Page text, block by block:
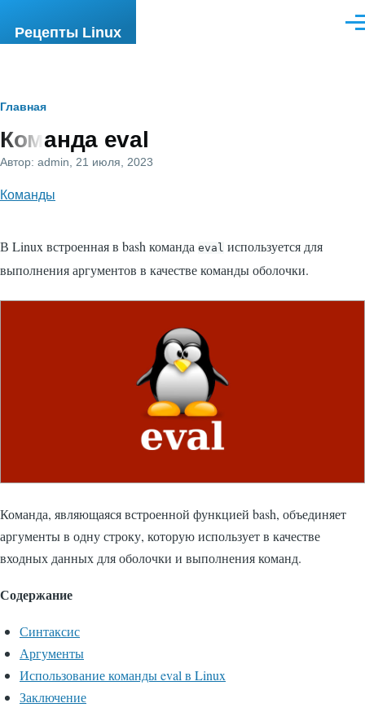
Рецепты Linux
Строка
навигации
Главная
Команда eval
Автор: admin , 21 июля, 2023
Команды
В Linux встроенная в bash команда eval используется для
выполнения аргументов в качестве команды оболочки.
Команда, являющаяся встроенной функцией bash, объединяет
аргументы в одну строку, которую использует в качестве
входных данных для оболочки и выполнения команд.
Содержание
Синтаксис
Аргументы
Использование команды eval в Linux
Заключение